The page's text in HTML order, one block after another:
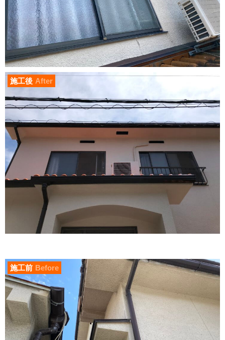
施工後 After
施工前 Before